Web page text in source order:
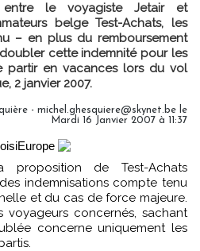
le voyagiste Jetair et
belge Test-Achats, les
– en plus du remboursement
cette indemnité pour les
partir en vacances lors du vol
2 janvier 2007.
- michel.ghesquiere@skynet.be le
Mardi 16 Janvier 2007 à 11:37
indemnisations compte tenu
et du cas de force majeure.
voyageurs concernés, sachant
concerne uniquement les